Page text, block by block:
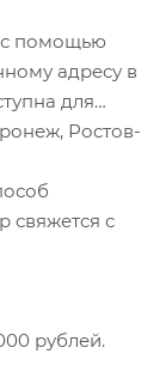
с помощью
адресу в
для
Ростов-
свяжется с
рублей.